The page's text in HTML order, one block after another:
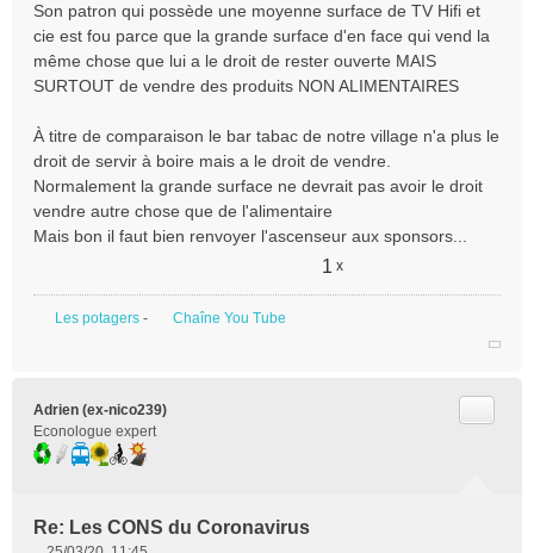
Son patron qui possède une moyenne surface de TV Hifi et
cie est fou parce que la grande surface d'en face qui vend la
même chose que lui a le droit de rester ouverte MAIS
SURTOUT de vendre des produits NON ALIMENTAIRES
À titre de comparaison le bar tabac de notre village n'a plus le
droit de servir à boire mais a le droit de vendre.
Normalement la grande surface ne devrait pas avoir le droit
vendre autre chose que de l'alimentaire
Mais bon il faut bien renvoyer l'ascenseur aux sponsors...
1 x
Les potagers - Chaîne You Tube
Adrien (ex-nico239)
Econologue expert
Re: Les CONS du Coronavirus